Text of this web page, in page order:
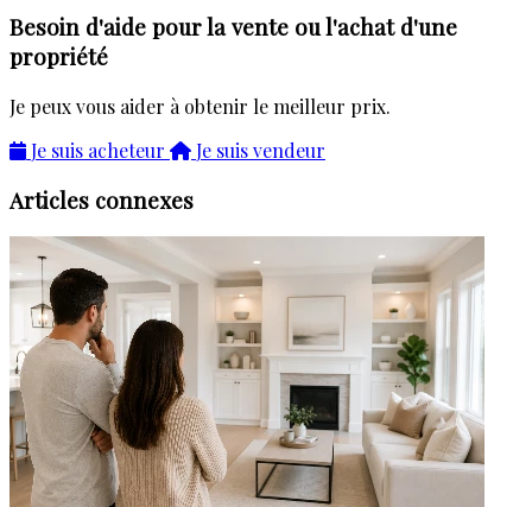
Besoin d'aide pour la vente ou l'achat d'une
propriété
Je peux vous aider à obtenir le meilleur prix.
Je suis acheteur
Je suis vendeur
Articles connexes